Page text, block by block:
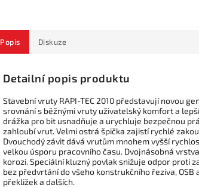
Popis Diskuze
Detailní popis produktu
Stavební vruty RAPI-TEC 2010 představují novou
srovnání s běžnými vruty uživatelský komfort a
drážka pro bit usnadňuje a urychluje bezpečnou
zahloubí vrut. Velmi ostrá špička zajistí rychlé
Dvouchodý závit dává vrutům mnohem vyšší
velkou úsporu pracovního času. Dvojnásobná
korozi. Speciální kluzný povlak snižuje odpor proti
bez předvrtání do všeho konstrukčního řeziva, OSB
překližek a dalších.